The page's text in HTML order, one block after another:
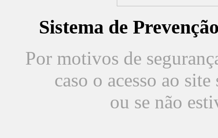
Sistema de
Por motivos de
caso o acesso ao
ou se não